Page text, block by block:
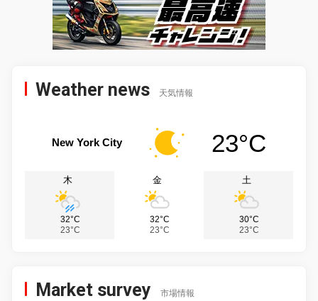
Weather news 天気情報
New York City 23°C
木
32°C
23°C
金
32°C
23°C
土
30°C
23°C
Market survey 市場情報